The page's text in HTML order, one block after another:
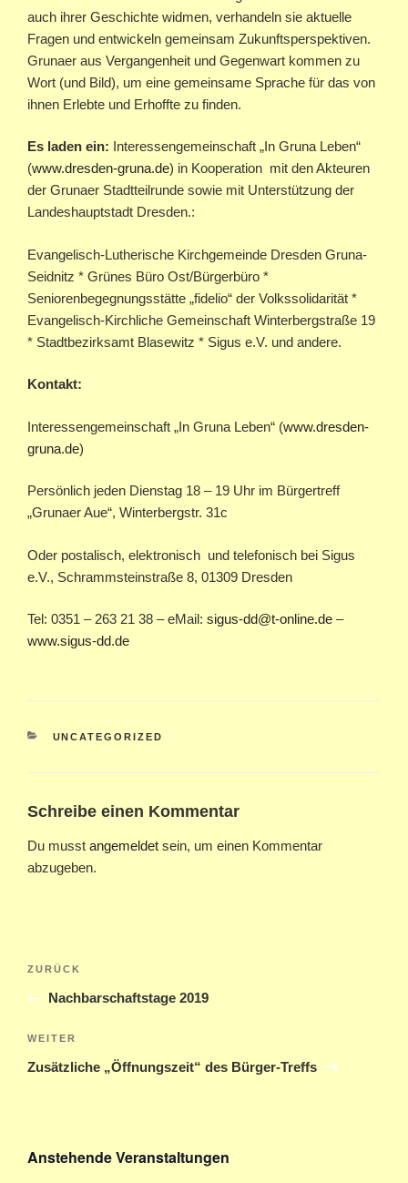
auch ihrer Geschichte widmen, verhandeln sie aktuelle
Fragen und entwickeln gemeinsam Zukunftsperspektiven.
Grunaer aus Vergangenheit und Gegenwart kommen zu
Wort (und Bild), um eine gemeinsame Sprache für das von
ihnen Erlebte und Erhoffte zu finden.
Es laden ein: Interessengemeinschaft „In Gruna Leben“
(www.dresden-gruna.de) in Kooperation mit den Akteuren
der Grunaer Stadtteilrunde sowie mit Unterstützung der
Landeshauptstadt Dresden.:
Evangelisch-Lutherische Kirchgemeinde Dresden Gruna-
Seidnitz * Grünes Büro Ost/Bürgerbüro *
Seniorenbegegnungsstätte „fidelio“ der Volkssolidarität *
Evangelisch-Kirchliche Gemeinschaft Winterbergstraße 19
* Stadtbezirksamt Blasewitz * Sigus e.V. und andere.
Kontakt:
Interessengemeinschaft „In Gruna Leben“ (www.dresden-
gruna.de)
Persönlich jeden Dienstag 18 – 19 Uhr im Bürgertreff
„Grunaer Aue“, Winterbergstr. 31c
Oder postalisch, elektronisch und telefonisch bei Sigus
e.V., Schrammsteinstraße 8, 01309 Dresden
Tel: 0351 – 263 21 38 – eMail: sigus-dd@t-online.de –
www.sigus-dd.de
KATEGORIEN
UNCATEGORIZED
Schreibe einen Kommentar
Du musst angemeldet sein, um einen Kommentar
abzugeben.
Beitragsnavigation
Vorheriger
Beitrag
ZURÜCK
Nachbarschaftstage 2019
Nächster
Beitrag
WEITER
Zusätzliche „Öffnungszeit“ des Bürger-Treffs
Anstehende Veranstaltungen